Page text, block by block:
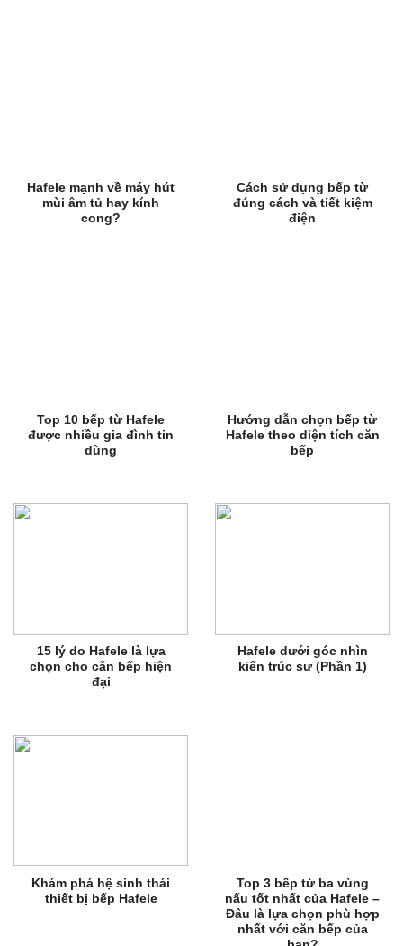
Hafele mạnh về máy hút
mùi âm tủ hay kính
cong?
Cách sử dụng bếp từ
đúng cách và tiết kiệm
điện
Top 10 bếp từ Hafele
được nhiều gia đình tin
dùng
Hướng dẫn chọn bếp từ
Hafele theo diện tích căn
bếp
15 lý do Hafele là lựa
chọn cho căn bếp hiện
đại
Hafele dưới góc nhìn
kiến trúc sư (Phần 1)
Khám phá hệ sinh thái
thiết bị bếp Hafele
Top 3 bếp từ ba vùng
nấu tốt nhất của Hafele –
Đâu là lựa chọn phù hợp
nhất với căn bếp của